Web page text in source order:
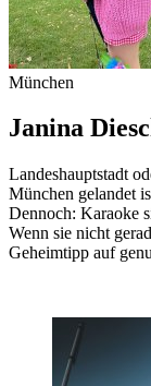
München
Janina
Landeshauptstadt
München gelandet
Dennoch: Karaoke
Wenn sie nicht
Geheimtipp auf